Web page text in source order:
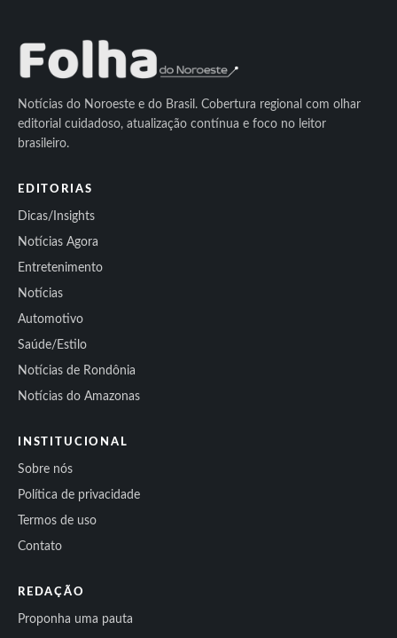
Notícias do Noroeste e do Brasil. Cobertura regional com olhar
editorial cuidadoso, atualização contínua e foco no leitor
brasileiro.
EDITORIAS
Dicas/Insights
Notícias Agora
Entretenimento
Notícias
Automotivo
Saúde/Estilo
Notícias de Rondônia
Notícias do Amazonas
INSTITUCIONAL
Sobre nós
Política de privacidade
Termos de uso
Contato
REDAÇÃO
Proponha uma pauta